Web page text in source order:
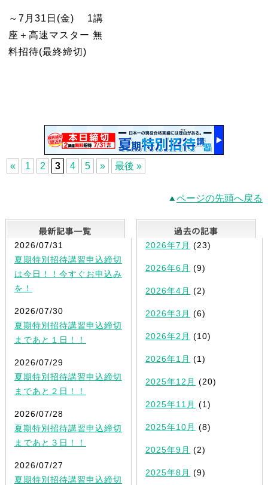
～7月31日(金) 1講
座＋高速マスター 無
料招待(最終締切)
« 1 2 3 4 5 » 最後 »
ページの先頭へ戻る
最新記事一覧
2026/07/31
夏期特別招待講習申込締切
は今日！！今すぐお申込み
を！
2026/07/30
夏期特別招待講習申込締切
まであと１日！！
2026/07/29
夏期特別招待講習申込締切
まであと２日！！
2026/07/28
夏期特別招待講習申込締切
まであと３日！！
2026/07/27
夏期特別招待講習申込締切
2026年7月 (23)
2026年6月 (9)
2026年4月 (2)
2026年3月 (6)
2026年2月 (10)
2026年1月 (1)
2025年12月 (20)
2025年11月 (1)
2025年10月 (8)
2025年9月 (2)
2025年8月 (9)